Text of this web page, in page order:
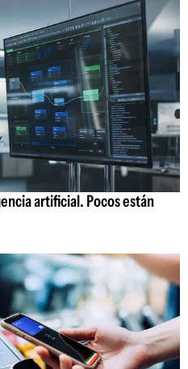
artificial. Pocos están